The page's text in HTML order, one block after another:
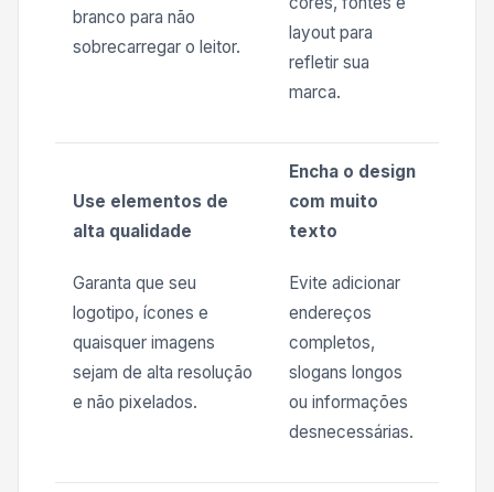
branco para não
sobrecarregar o leitor.
layout para
refletir sua
marca.
Use elementos de
alta qualidade
Garanta que seu
logotipo, ícones e
quaisquer imagens
sejam de alta resolução
e não pixelados.
Encha o design
com muito
texto
Evite adicionar
endereços
completos,
slogans longos
ou informações
desnecessárias.